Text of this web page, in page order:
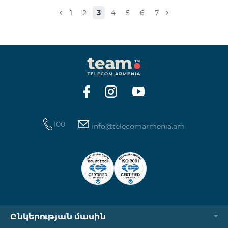
Իսակովի պողոտա 3/7 09:00-18:00 09:00-18:00
Ավանեսովի 8/1-2 10:00-23:00 09:00-18:00 09:00-18:00
Արշակունյաց պողոտա 34/3 09:00-18:00 10:00-23:00
10:00-23:00 Արտաշիսյան փողոց 85/14 09:00-18:00 0
1 2 3 4 5 6 7
100 info@telecomarmenia.am
Ընկերության մասին